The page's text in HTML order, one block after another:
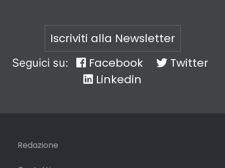
Iscriviti alla Newsletter
Seguici su: Facebook
Twitter
Linkedin
Redazione